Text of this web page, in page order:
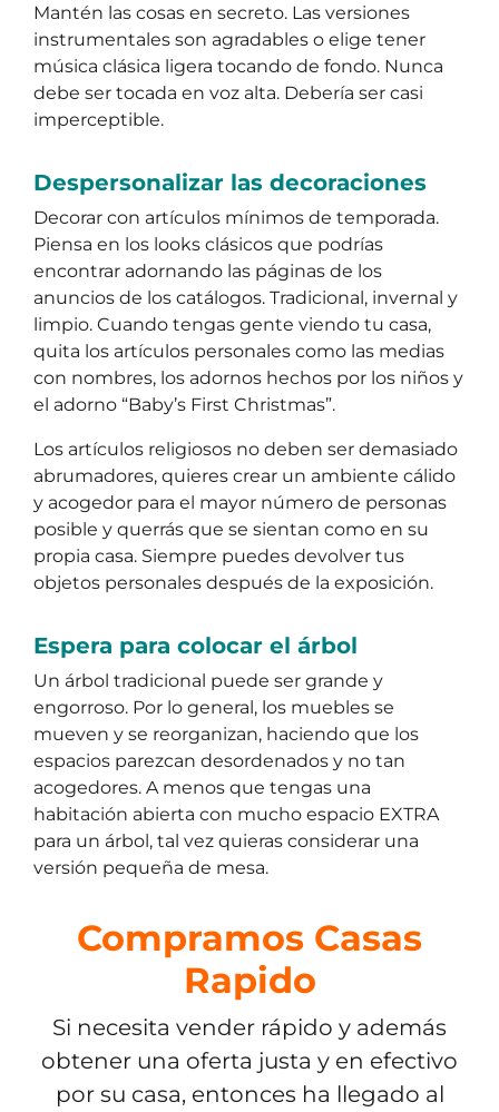
Mantén las cosas en secreto. Las versiones
instrumentales son agradables o elige tener
música clásica ligera tocando de fondo. Nunca
debe ser tocada en voz alta. Debería ser casi
imperceptible.
Despersonalizar las decoraciones
Decorar con artículos mínimos de temporada.
Piensa en los looks clásicos que podrías
encontrar adornando las páginas de los
anuncios de los catálogos. Tradicional, invernal y
limpio. Cuando tengas gente viendo tu casa,
quita los artículos personales como las medias
con nombres, los adornos hechos por los niños y
el adorno “Baby’s First Christmas”.
Los artículos religiosos no deben ser demasiado
abrumadores, quieres crear un ambiente cálido
y acogedor para el mayor número de personas
posible y querrás que se sientan como en su
propia casa. Siempre puedes devolver tus
objetos personales después de la exposición.
Espera para colocar el árbol
Un árbol tradicional puede ser grande y
engorroso. Por lo general, los muebles se
mueven y se reorganizan, haciendo que los
espacios parezcan desordenados y no tan
acogedores. A menos que tengas una
habitación abierta con mucho espacio EXTRA
para un árbol, tal vez quieras considerar una
versión pequeña de mesa.
Compramos Casas
Rapido
Si necesita vender rápido y además
obtener una oferta justa y en efectivo
por su casa, entonces ha llegado al